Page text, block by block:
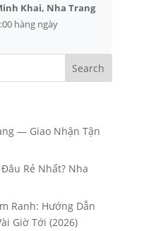
Khai, Nha Trang
hàng ngày
— Giao Nhận Tận
Rẻ Nhất? Nha
Ranh: Hướng Dẫn
Giờ Tới (2026)